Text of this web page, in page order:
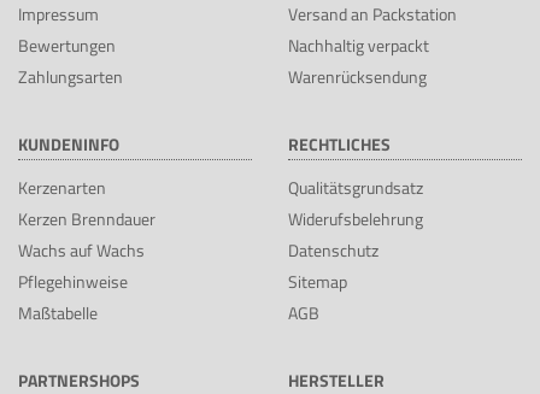
Impressum
Bewertungen
Zahlungsarten
Versand an Packstation
Nachhaltig verpackt
Warenrücksendung
KUNDENINFO
Kerzenarten
Kerzen Brenndauer
Wachs auf Wachs
Pflegehinweise
Maßtabelle
RECHTLICHES
Qualitätsgrundsatz
Widerufsbelehrung
Datenschutz
Sitemap
AGB
PARTNERSHOPS
HERSTELLER